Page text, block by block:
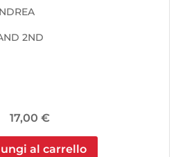
2ND
17,00 €
al carrello